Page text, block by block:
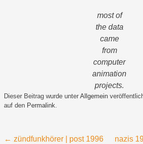
most of
the data
came
from
computer
animation
projects.
Dieser Beitrag wurde unter Allgemein
auf den Permalink.
Beitragsnavigation
← zündfunkhörer | post 1996 nazis